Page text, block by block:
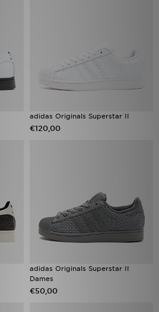
adidas Originals Superstar II
€120,00
adidas Originals Superstar II
Dames
€50,00